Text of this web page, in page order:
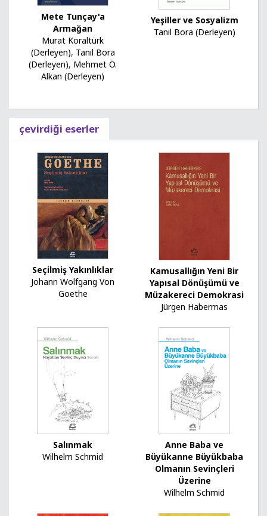
Mete Tunçay'a
Armağan
Murat Koraltürk
(Derleyen), Tanıl Bora
(Derleyen), Mehmet Ö.
Alkan (Derleyen)
Yeşiller ve Sosyalizm
Tanıl Bora (Derleyen)
çevirdiği eserler
Seçilmiş Yakınlıklar
Johann Wolfgang Von
Goethe
Kamusallığın Yeni Bir
Yapısal Dönüşümü ve
Müzakereci Demokrasi
Jürgen Habermas
Salınmak
Wilhelm Schmid
Anne Baba ve
Büyükanne Büyükbaba
Olmanın Sevinçleri
Üzerine
Wilhelm Schmid